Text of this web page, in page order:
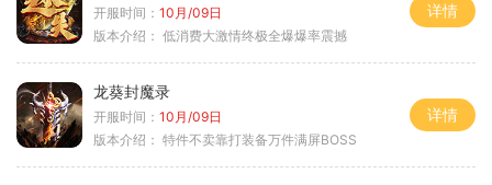
开服时间： 10月/09日
版本介绍： 低消费大激情终极全爆爆率震撼
详情
龙葵封魔录
开服时间： 10月/09日
版本介绍： 特件不卖靠打装备万件满屏BOSS
详情